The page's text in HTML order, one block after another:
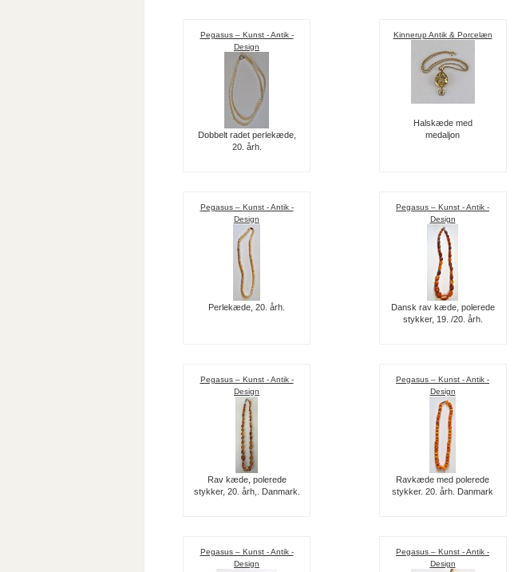
Pegasus – Kunst - Antik -
Design
Dobbelt radet perlekæde,
20. årh.
Kinnerup Antik & Porcelæn
Halskæde med
medaljon
Pegasus – Kunst - Antik -
Design
Perlekæde, 20. årh.
Pegasus – Kunst - Antik -
Design
Dansk rav kæde, polerede
stykker, 19. /20. årh.
Pegasus – Kunst - Antik -
Design
Rav kæde, polerede
stykker, 20. årh,. Danmark.
Pegasus – Kunst - Antik -
Design
Ravkæde med polerede
stykker. 20. årh. Danmark
Pegasus – Kunst - Antik -
Design
Pegasus – Kunst - Antik -
Design